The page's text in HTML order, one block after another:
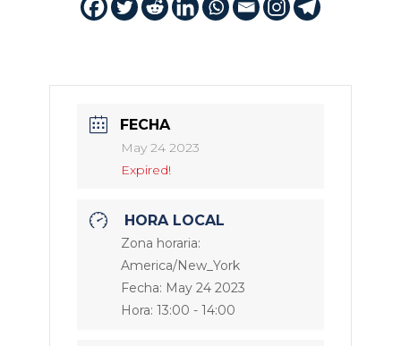
FECHA
May 24 2023
Expired!
HORA LOCAL
Zona horaria:
America/New_York
Fecha: May 24 2023
Hora: 13:00 - 14:00